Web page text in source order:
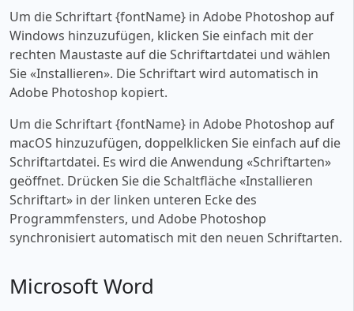
Um die Schriftart {fontName} in Adobe Photoshop auf
Windows hinzuzufügen, klicken Sie einfach mit der
rechten Maustaste auf die Schriftartdatei und wählen
Sie «‎Installieren». Die Schriftart wird automatisch in
Adobe Photoshop kopiert.
Um die Schriftart {fontName} in Adobe Photoshop auf
macOS hinzuzufügen, doppelklicken Sie einfach auf die
Schriftartdatei. Es wird die Anwendung «‎Schriftarten»
geöffnet. Drücken Sie die Schaltfläche «‎Installieren
Schriftart» in der linken unteren Ecke des
Programmfensters, und Adobe Photoshop
synchronisiert automatisch mit den neuen Schriftarten.
Microsoft Word